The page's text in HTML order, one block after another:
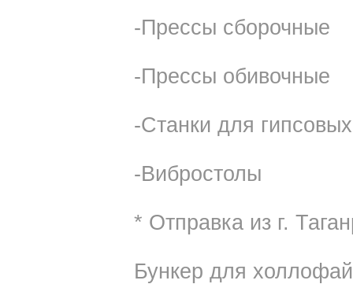
-Прессы сборочные
-Прессы обивочные
-Станки для
-Вибростолы
* Отправка из г.
Бункер для